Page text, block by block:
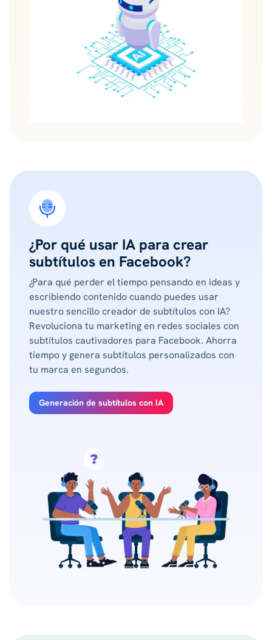
¿Por qué usar IA para crear
subtítulos en Facebook?
¿Para qué perder el tiempo pensando en ideas y
escribiendo contenido cuando puedes usar
nuestro sencillo creador de subtítulos con IA?
Revoluciona tu marketing en redes sociales con
subtítulos cautivadores para Facebook. Ahorra
tiempo y genera subtítulos personalizados con
tu marca en segundos.
Generación de subtítulos con IA